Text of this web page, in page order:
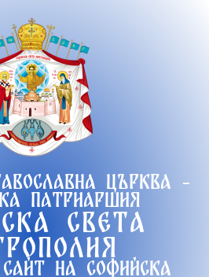
църква -
патриаршия
света
на софийска